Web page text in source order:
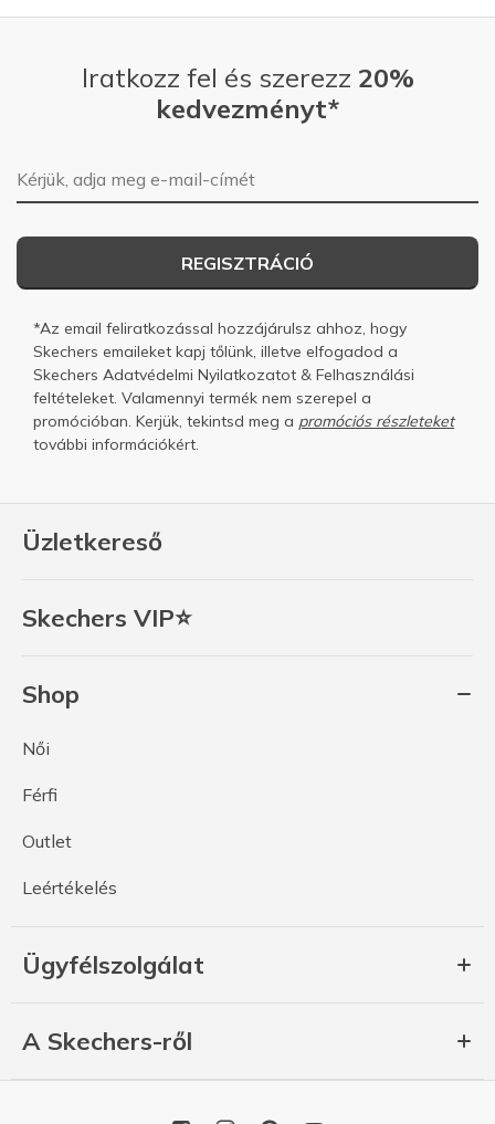
Üzletkereső
Skechers VIP⭐
Shop
Női
Férfi
Outlet
Leértékelés
Ügyfélszolgálat
A Skechers-ről
Iratkozz fel és szerezz 20%
kedvezményt*
E-mail-cím
REGISZTRÁCIÓ
*Az email feliratkozással hozzájárulsz ahhoz, hogy
Skechers emaileket kapj tőlünk, illetve elfogadod a
Skechers Adatvédelmi Nyilatkozatot & Felhasználási
feltételeket. Valamennyi termék nem szerepel a
promócióban. Kerjük, tekintsd meg a promóciós részleteket
további információkért.